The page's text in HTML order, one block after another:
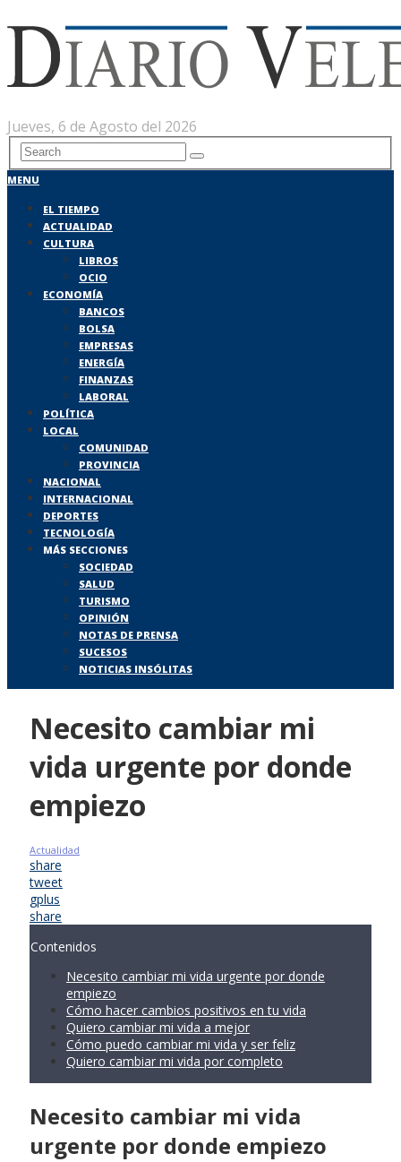
Jueves, 6 de Agosto del 2026
MENU
EL TIEMPO
ACTUALIDAD
CULTURA
LIBROS
OCIO
ECONOMÍA
BANCOS
BOLSA
EMPRESAS
ENERGÍA
FINANZAS
LABORAL
POLÍTICA
LOCAL
COMUNIDAD
PROVINCIA
NACIONAL
INTERNACIONAL
DEPORTES
TECNOLOGÍA
MÁS SECCIONES
SOCIEDAD
SALUD
TURISMO
OPINIÓN
NOTAS DE PRENSA
SUCESOS
NOTICIAS INSÓLITAS
Necesito cambiar mi
vida urgente por donde
empiezo
Actualidad
share
tweet
gplus
share
Contenidos
Necesito cambiar mi vida urgente por donde
empiezo
Cómo hacer cambios positivos en tu vida
Quiero cambiar mi vida a mejor
Cómo puedo cambiar mi vida y ser feliz
Quiero cambiar mi vida por completo
Necesito cambiar mi vida
urgente por donde empiezo